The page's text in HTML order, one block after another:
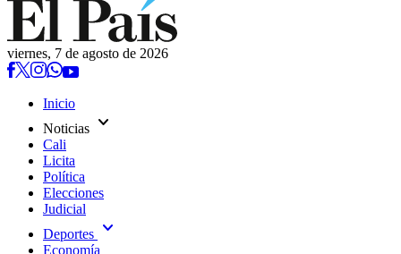
viernes, 7 de agosto de 2026
Inicio
Noticias expand_more
Cali
Licita
Política
Elecciones
Judicial
Deportes expand_more
Economía